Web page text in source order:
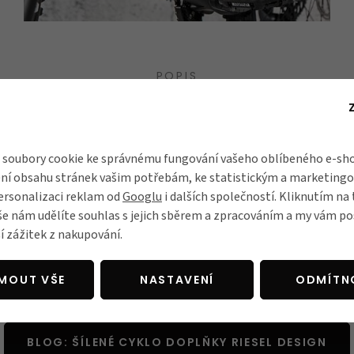
POPIS
rám Riesel Tape
kvalitní samolepící fólie určená proochranu rámu vašeho
trubku, horní rámovou trubku a zadní část sedlové
můžete ještě začerstva přemístit , pokud se vám ji
výrobce Riesel Design si své kolo nejen vyladíte, ale
doplňků v designu, který vás nejvíce vystihuje. Výběr je
BLOG: ŠÍLENÉ CYKLO DOPLŇKY RIESEL DESIGN
cookie ke správnému fungování vašeho oblíbeného e-
obsahu stránek vašim potřebám, ke statistickým a
reklam odGooglu i dalších společností. Kliknutím
nám udělíte souhlas s jejich sběrem a zpracováním a my vám
zážitek z nakupování.
VŠE NASTAVENÍ